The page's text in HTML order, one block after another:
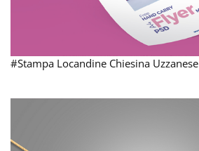
#Stampa Locandine Chiesina Uzzanese